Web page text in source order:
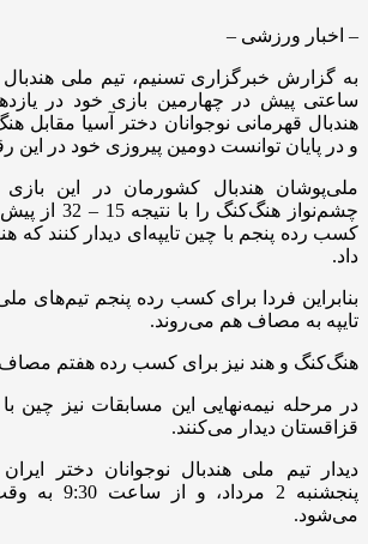
– اخبار ورزشی –
به گزارش خبرگزاری تسنیم، تیم ملی هندبال
ساعتی پیش در چهارمین بازی خود در
هندبال قهرمانی نوجوانان دختر آسیا مقابل
و در پایان توانست دومین پیروزی خود در این
ملی‌پوشان هندبال کشورمان در این بازی
چشم‌نواز هنگ‌کنگ
داد.
بنابراین فردا برای کسب رده پنجم تیم‌های
تایپه به مصاف هم می‌روند.
هنگ‌کنگ و هند نیز برای کسب رده هفتم
در مرحله نیمه‌نهایی این مسابقات نیز چین
قزاقستان دیدار می‌کنند.
دیدار تیم ملی هندبال نوجوانان دختر
پنجشنبه 2
می‌شود.